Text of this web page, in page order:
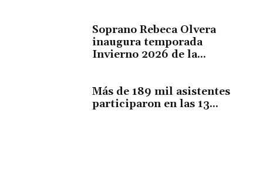
Soprano Rebeca Olvera
inaugura temporada
Invierno 2026 de la...
Más de 189 mil asistentes
participaron en las 13...